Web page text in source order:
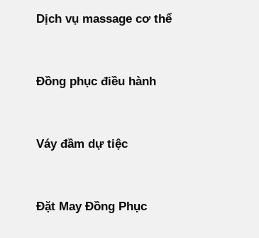
Dịch vụ massage cơ thể
Đồng phục điều hành
Váy đầm dự tiệc
Đặt May Đồng Phục